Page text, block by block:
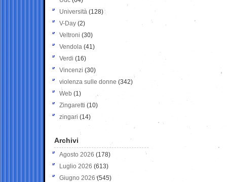
Università (128)
V-Day (2)
Veltroni (30)
Vendola (41)
Verdi (16)
Vincenzi (30)
violenza sulle donne (342)
Web (1)
Zingaretti (10)
zingari (14)
Archivi
Agosto 2026 (178)
Luglio 2026 (613)
Giugno 2026 (545)